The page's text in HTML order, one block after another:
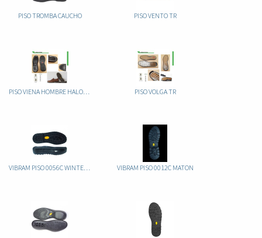
PISO TROMBA CAUCHO PISO VENTO TR
PISO VIENA HOMBRE HALOGENADO PISO VOLGA TR
VIBRAM PISO 0056C WINTERCITY CAUCHO VIBRAM PISO 0012C MATON